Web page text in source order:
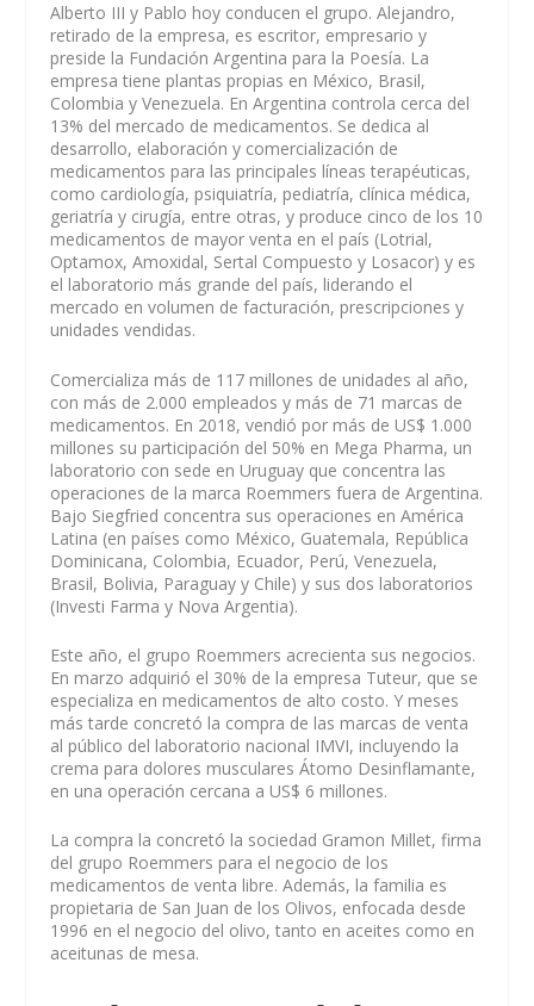
Alberto III y Pablo hoy conducen el grupo. Alejandro,
retirado de la empresa, es escritor, empresario y
preside la Fundación Argentina para la Poesía. La
empresa tiene plantas propias en México, Brasil,
Colombia y Venezuela. En Argentina controla cerca del
13% del mercado de medicamentos. Se dedica al
desarrollo, elaboración y comercialización de
medicamentos para las principales líneas terapéuticas,
como cardiología, psiquiatría, pediatría, clínica médica,
geriatría y cirugía, entre otras, y produce cinco de los 10
medicamentos de mayor venta en el país (Lotrial,
Optamox, Amoxidal, Sertal Compuesto y Losacor) y es
el laboratorio más grande del país, liderando el
mercado en volumen de facturación, prescripciones y
unidades vendidas.
Comercializa más de 117 millones de unidades al año,
con más de 2.000 empleados y más de 71 marcas de
medicamentos. En 2018, vendió por más de US$ 1.000
millones su participación del 50% en Mega Pharma, un
laboratorio con sede en Uruguay que concentra las
operaciones de la marca Roemmers fuera de Argentina.
Bajo Siegfried concentra sus operaciones en América
Latina (en países como México, Guatemala, República
Dominicana, Colombia, Ecuador, Perú, Venezuela,
Brasil, Bolivia, Paraguay y Chile) y sus dos laboratorios
(Investi Farma y Nova Argentia).
Este año, el grupo Roemmers acrecienta sus negocios.
En marzo adquirió el 30% de la empresa Tuteur, que se
especializa en medicamentos de alto costo. Y meses
más tarde concretó la compra de las marcas de venta
al público del laboratorio nacional IMVI, incluyendo la
crema para dolores musculares Átomo Desinflamante,
en una operación cercana a US$ 6 millones.
La compra la concretó la sociedad Gramon Millet, firma
del grupo Roemmers para el negocio de los
medicamentos de venta libre. Además, la familia es
propietaria de San Juan de los Olivos, enfocada desde
1996 en el negocio del olivo, tanto en aceites como en
aceitunas de mesa.